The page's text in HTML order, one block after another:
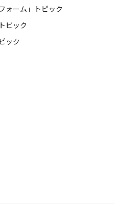
ォーム」トピック
ピック
ック